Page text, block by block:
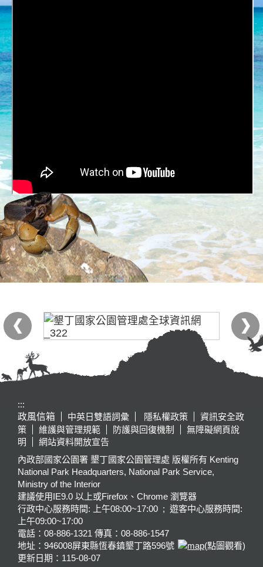
:::
政風信箱
中英日雙語詞彙 隱私權政策
資訊安全政
策
維護與管理規範 防護與回復機制
無障礙網頁說
明
網站資料開放宣告
內政部國家公園署 墾丁國家公園管理處 版權所有 Kenting
National Park Headquarters, National Park Service,
Ministry of the Interior
建議使用IE9.0 以上或Firefox、Chrome 瀏覽器
行政中心服務時間: 上午08:00~17:00 ; 遊客中心服務時間:
上午09:00~17:00
電話：08-886-1321 傳真：08-886-1547
地址：946008屏東縣恆春鎮墾丁路596號
(點圖觀看)
更新日期： 115-08-07